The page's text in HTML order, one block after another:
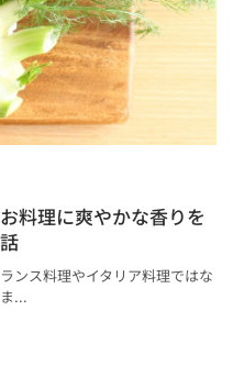
料理に爽やかな香りを
ンス料理やイタリア料理ではな
...